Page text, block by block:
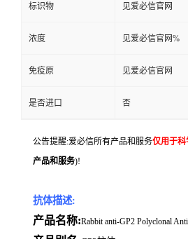
标识物 见爱必信官网
浓度 见爱必信官网%
免疫原 见爱必信官网
是否进口 否
公告提醒:爱必信所有产品和服务仅用于科
产品和服务)!
抗体描述:
产品名称:Rabbit anti-GP2 Polyclonal